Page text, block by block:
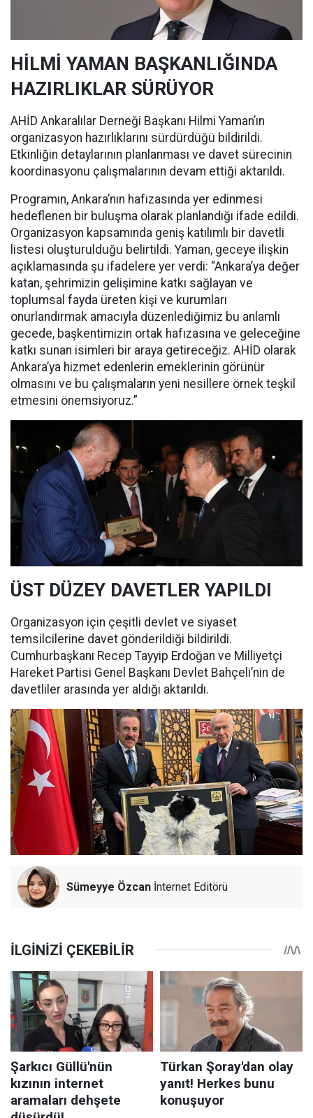
HİLMİ YAMAN BAŞKANLIĞINDA
HAZIRLIKLAR SÜRÜYOR
AHİD Ankaralılar Derneği Başkanı Hilmi Yaman’ın
organizasyon hazırlıklarını sürdürdüğü bildirildi.
Etkinliğin detaylarının planlanması ve davet sürecinin
koordinasyonu çalışmalarının devam ettiği aktarıldı.
Programın, Ankara’nın hafızasında yer edinmesi
hedeflenen bir buluşma olarak planlandığı ifade edildi.
Organizasyon kapsamında geniş katılımlı bir davetli
listesi oluşturulduğu belirtildi. Yaman, geceye ilişkin
açıklamasında şu ifadelere yer verdi: “Ankara’ya değer
katan, şehrimizin gelişimine katkı sağlayan ve
toplumsal fayda üreten kişi ve kurumları
onurlandırmak amacıyla düzenlediğimiz bu anlamlı
gecede, başkentimizin ortak hafızasına ve geleceğine
katkı sunan isimleri bir araya getireceğiz. AHİD olarak
Ankara’ya hizmet edenlerin emeklerinin görünür
olmasını ve bu çalışmaların yeni nesillere örnek teşkil
etmesini önemsiyoruz.”
ÜST DÜZEY DAVETLER YAPILDI
Organizasyon için çeşitli devlet ve siyaset
temsilcilerine davet gönderildiği bildirildi.
Cumhurbaşkanı Recep Tayyip Erdoğan ve Milliyetçi
Hareket Partisi Genel Başkanı Devlet Bahçeli’nin de
davetliler arasında yer aldığı aktarıldı.
Sümeyye Özcan İnternet Editörü